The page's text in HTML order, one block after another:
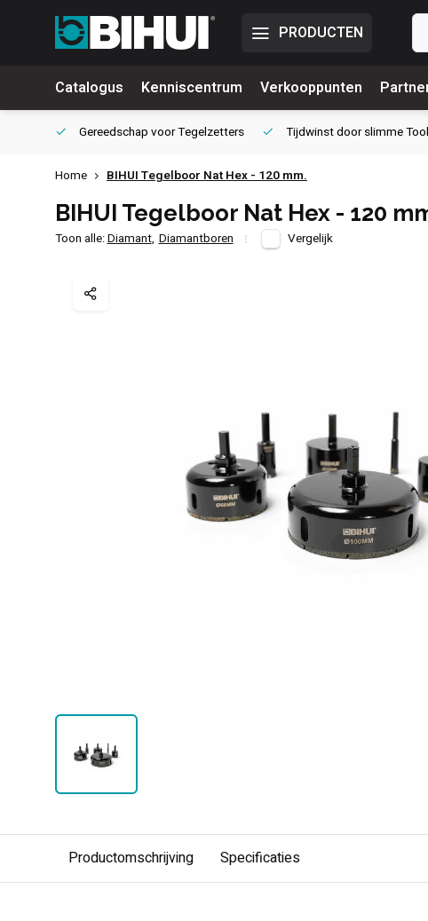
PRODUCTEN
Catalogus Kenniscentrum Verkooppunten
Gereedschap voorTegelzetters Tijdwinst doorslimme
Home BIHUI Tegelboor Nat Hex - 120 mm.
BIHUI Tegelboor Nat Hex - 120
Toon alle:Diamant, Diamantboren Vergelijk
Productomschrijving Specificaties